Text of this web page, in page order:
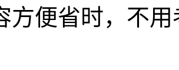
方便省时，不